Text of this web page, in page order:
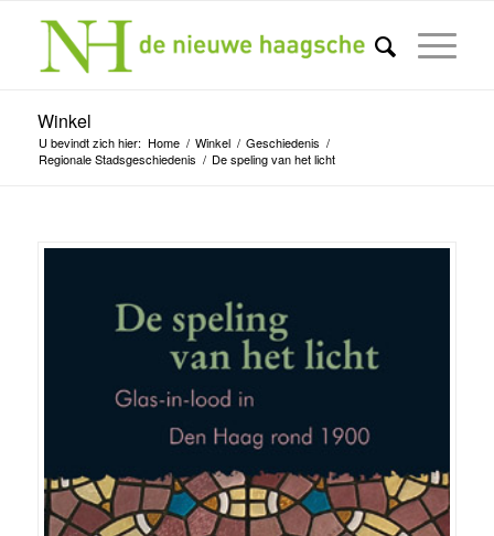
Winkel
U bevindt zich hier: Home / Winkel / Geschiedenis /
Regionale Stadsgeschiedenis / De speling van het licht